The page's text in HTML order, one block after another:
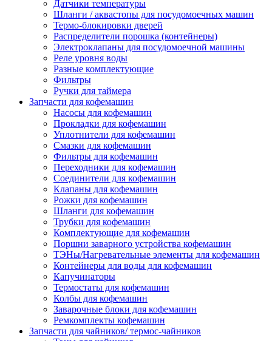
Датчики температуры
Шланги / аквастопы для посудомоечных машин
Термо-блокировки дверей
Распределители порошка (контейнеры)
Электроклапаны для посудомоечной машины
Реле уровня воды
Разные комплектующие
Фильтры
Ручки для таймера
Запчасти для кофемашин
Насосы для кофемашин
Прокладки для кофемашин
Уплотнители для кофемашин
Смазки для кофемашин
Фильтры для кофемашин
Переходники для кофемашин
Соединители для кофемашин
Клапаны для кофемашин
Рожки для кофемашин
Шланги для кофемашин
Трубки для кофемашин
Комплектующие для кофемашин
Поршни заварного устройства кофемашин
ТЭНы/Нагревательные элементы для кофемашин
Контейнеры для воды для кофемашин
Капучинаторы
Термостаты для кофемашин
Колбы для кофемашин
Заварочные блоки для кофемашин
Ремкомплекты кофемашин
Запчасти для чайников/ термос-чайников